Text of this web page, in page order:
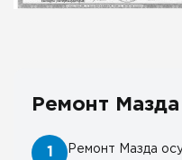
Ремонт
1
Ремонт Мазда